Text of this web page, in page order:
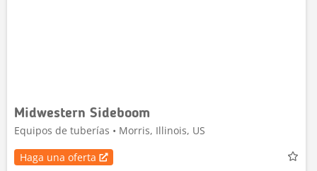
Midwestern Sideboom
Equipos de tuberías • Morris, Illinois, US
Haga una oferta